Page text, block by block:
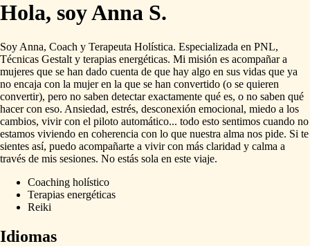
Hola, soy Anna S.
Soy Anna, Coach y Terapeuta Holística. Especializada en PNL,
Técnicas Gestalt y terapias energéticas. Mi misión es acompañar a
mujeres que se han dado cuenta de que hay algo en sus vidas que ya
no encaja con la mujer en la que se han convertido (o se quieren
convertir), pero no saben detectar exactamente qué es, o no saben qué
hacer con eso. Ansiedad, estrés, desconexión emocional, miedo a los
cambios, vivir con el piloto automático... todo esto sentimos cuando no
estamos viviendo en coherencia con lo que nuestra alma nos pide. Si te
sientes así, puedo acompañarte a vivir con más claridad y calma a
través de mis sesiones. No estás sola en este viaje.
Coaching holístico
Terapias energéticas
Reiki
Idiomas